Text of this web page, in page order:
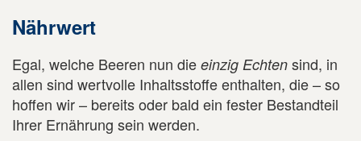
Nährwert
Egal, welche Beeren nun die einzig Echten sind, in
allen sind wertvolle Inhaltsstoffe enthalten, die – so
hoffen wir – bereits oder bald ein fester Bestandteil
Ihrer Ernährung sein werden.